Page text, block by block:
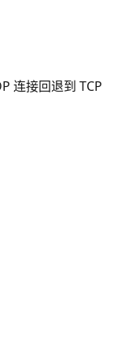
连接回退到 TCP